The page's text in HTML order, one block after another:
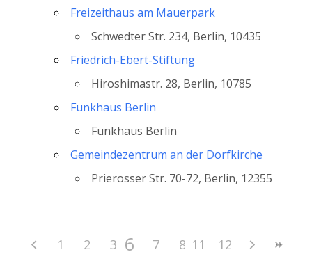
Freizeithaus am Mauerpark
Schwedter Str. 234, Berlin, 10435
Friedrich-Ebert-Stiftung
Hiroshimastr. 28, Berlin, 10785
Funkhaus Berlin
Funkhaus Berlin
Gemeindezentrum an der Dorfkirche
Prierosser Str. 70-72, Berlin, 12355
1 2 3 6 7 8 10
11 12